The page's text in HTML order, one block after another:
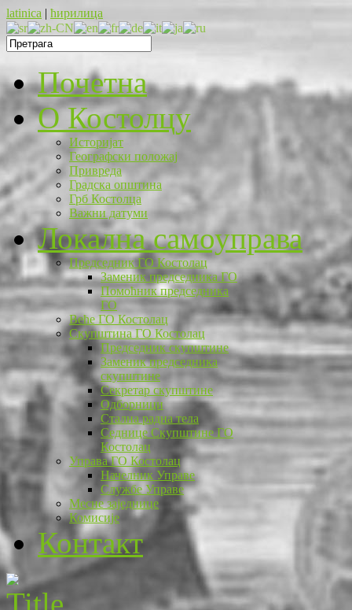
latinica | ћирилица
Почетна
O Костолцу
Историјат
Географски положај
Привреда
Градска општина
Грб Костолца
Важни датуми
Локална самоуправа
Председник ГО Костолац
Заменик председника ГО
Помоћник председника
ГО
Веће ГО Костолац
Скупштина ГО Костолац
Председник скупштине
Заменик председника
скупштине
Секретар скупштине
Одборници
Стална радна тела
Седнице Скупштине ГО
Костолац
Управа ГО Костолац
Начелник Управе
Службе Управе
Месне заједнице
Комисије
Контакт